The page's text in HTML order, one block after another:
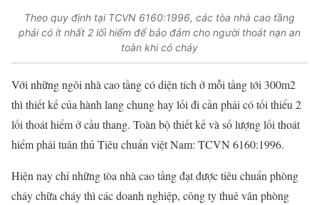
Theo quy định tại TCVN 6160:1996, các tòa nhà cao tầng
phải có ít nhất 2 lối hiểm để bảo đảm cho người thoát nạn an
toàn khi có cháy
Với những ngôi nhà cao tầng có diện tích ở mỗi tầng tới 300m2
thì thiết kế của hành lang chung hay lối đi cần phải có tối thiểu 2
lối thoát hiểm ở cầu thang. Toàn bộ thiết kế và số lượng lối thoát
hiểm phải tuân thủ Tiêu chuẩn việt Nam: TCVN 6160:1996.
Hiện nay chỉ những tòa nhà cao tầng đạt được tiêu chuẩn phòng
cháy chữa cháy thì các doanh nghiệp, công ty thuê văn phòng